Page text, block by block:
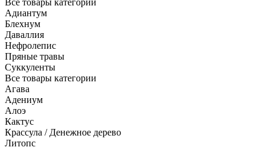
Все товары категории
Адиантум
Блехнум
Даваллия
Нефролепис
Пряные травы
Суккуленты
Все товары категории
Агава
Адениум
Алоэ
Кактус
Крассула / Денежное дерево
Литопс